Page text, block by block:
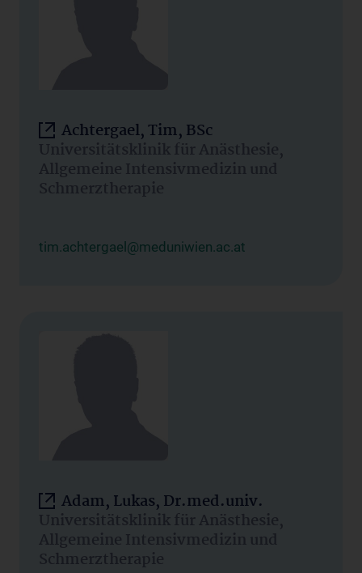
Achtergael, Tim, BSc
Universitätsklinik für Anästhesie,
Allgemeine Intensivmedizin und
Schmerztherapie
tim.achtergael@meduniwien.ac.at
Adam, Lukas, Dr.med.univ.
Universitätsklinik für Anästhesie,
Allgemeine Intensivmedizin und
Schmerztherapie